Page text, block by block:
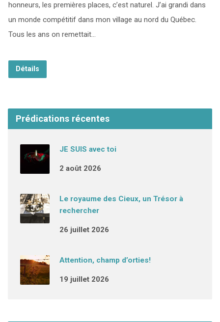
honneurs, les premières places, c’est naturel. J’ai grandi dans
un monde compétitif dans mon village au nord du Québec.
Tous les ans on remettait…
Détails
Prédications récentes
JE SUIS avec toi
2 août 2026
Le royaume des Cieux, un Trésor à
rechercher
26 juillet 2026
Attention, champ d’orties!
19 juillet 2026